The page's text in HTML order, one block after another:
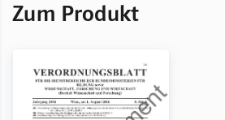
Zum Produkt